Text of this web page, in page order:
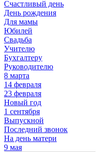
Счастливый день
День рождения
Для мамы
Юбилей
Свадьба
Учителю
Бухгалтеру
Руководителю
8 марта
14 февраля
23 февраля
Новый год
1 сентября
Выпускной
Последний звонок
На день матери
9 мая